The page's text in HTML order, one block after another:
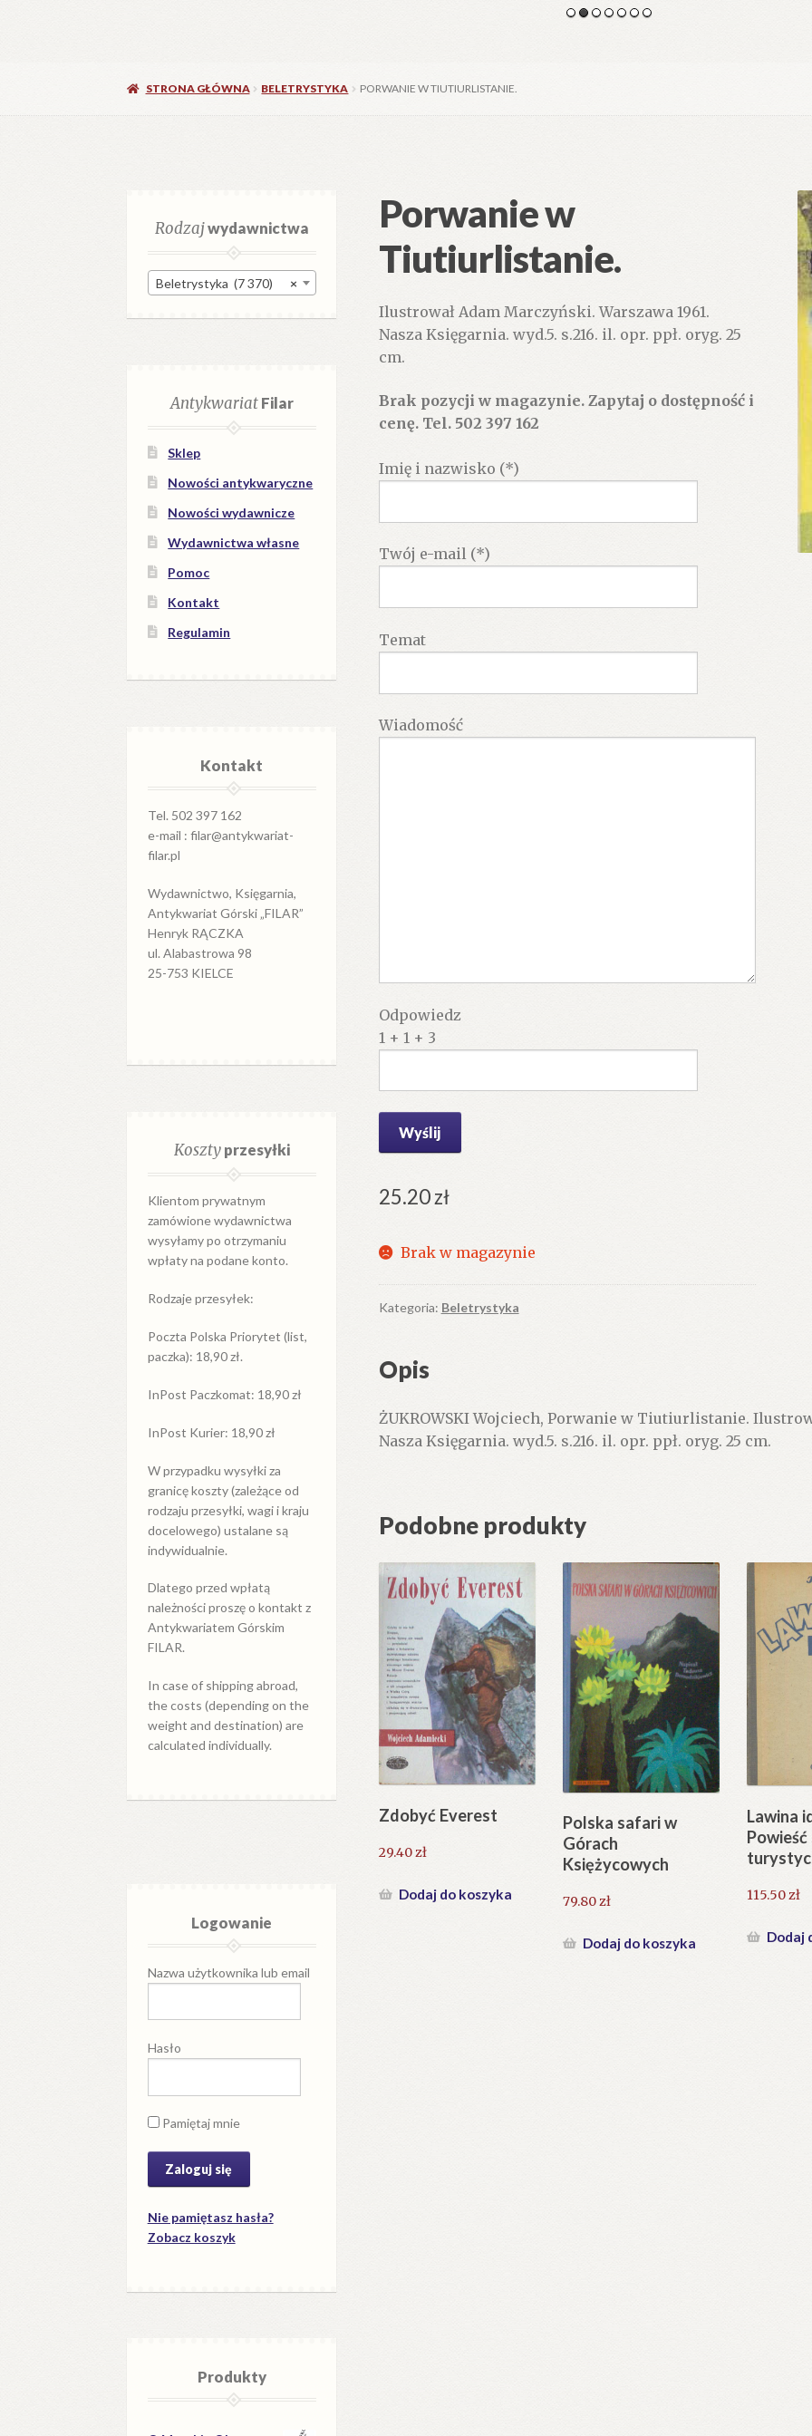
STRONA GŁÓWNA BELETRYSTYKA PORWANIE W TIUTIURLISTANIE.
Porwanie w
Tiutiurlistanie.
Ilustrował Adam Marczyński. Warszawa 1961.
Nasza Księgarnia. wyd.5. s.216. il. opr. ppł. oryg. 25
cm.
Brak pozycji w magazynie. Zapytaj o dostępność i
cenę. Tel. 502 397 162
Imię i nazwisko (*)
Twój e-mail (*)
Temat
Wiadomość
Odpowiedz
1 + 1 + 3
25.20zł
Brak w magazynie
Kategoria: Beletrystyka
Opis
ŻUKROWSKI Wojciech, Porwanie w Tiutiurlistanie.
Nasza Księgarnia. wyd.5. s.216. il. opr. ppł. oryg. 25 cm.
Podobne produkty
Zdobyć Everest
29.40zł
Dodaj do koszyka
Polska safari w
Górach
Księżycowych
79.80zł
Dodaj do koszyka
Lawina
115.50zł
Dodaj
Rodzajwydawnictwa
×
Beletrystyka (7 370)
AntykwariatFilar
Sklep
Nowości antykwaryczne
Nowości wydawnicze
Wydawnictwa własne
Pomoc
Kontakt
Regulamin
Kontakt
Tel. 502 397 162
e-mail : filar@antykwariat-
filar.pl
Wydawnictwo, Księgarnia,
Antykwariat Górski „FILAR”
Henryk RĄCZKA
ul. Alabastrowa 98
25-753 KIELCE
Kosztyprzesyłki
Klientom prywatnym
zamówione wydawnictwa
wysyłamy po otrzymaniu
wpłaty na podane konto.
Rodzaje przesyłek:
Poczta Polska Priorytet (list,
paczka): 18,90 zł.
InPost Paczkomat: 18,90 zł
InPost Kurier: 18,90 zł
W przypadku wysyłkiza
granicękoszty (zależące od
rodzaju przesyłki, wagi i kraju
docelowego) ustalane są
indywidualnie.
Dlatego przed wpłatą
należności proszę o kontakt z
Antykwariatem Górskim
FILAR.
In case of shipping abroad,
the costs (depending on the
weight and destination) are
calculated individually.
Logowanie
Nazwa użytkownika lub email
Hasło
Pamiętaj mnie
Nie pamiętasz hasła?
Zobacz koszyk
Produkty